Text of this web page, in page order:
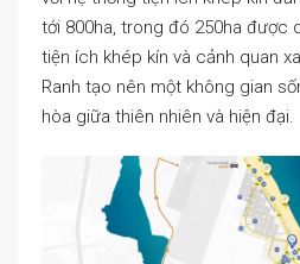
tới 800ha, trong đó 250ha được
tiện ích khép kín và cảnh quan
Ranh tạo nên một không gian
hòa giữa thiên nhiên và hiện đại.